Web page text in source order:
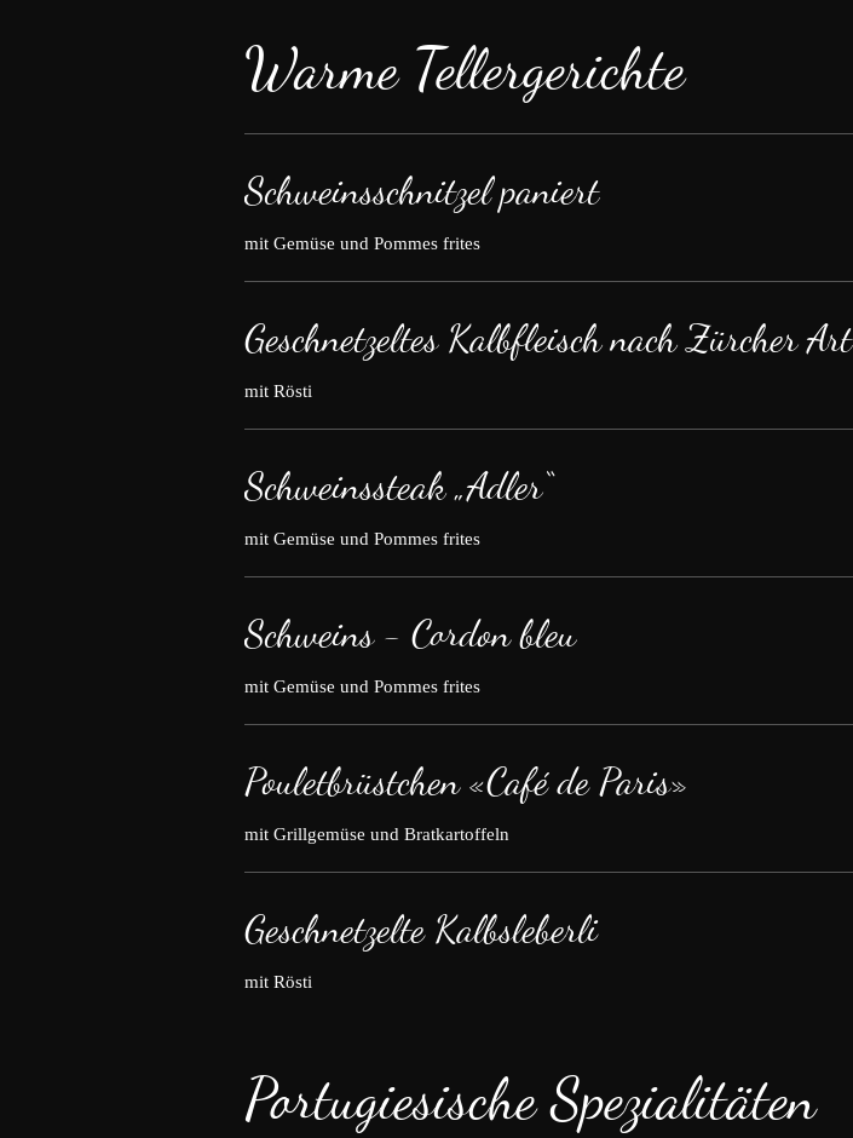
Warme Tellergerichte
Schweinsschnitzel paniert
mit Gemüse und Pommes frites
Geschnetzeltes Kalbfleisch nach Zürcher Art
mit Rösti
Schweinssteak „Adler“
mit Gemüse und Pommes frites
Schweins - Cordon bleu
mit Gemüse und Pommes frites
Pouletbrüstchen «Café de Paris»
mit Grillgemüse und Bratkartoffeln
Geschnetzelte Kalbsleberli
mit Rösti
Portugiesische Spezialitäten